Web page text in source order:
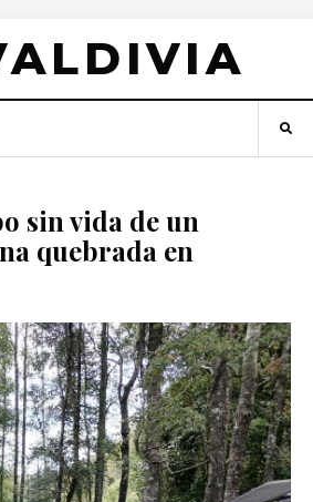
sin vida de un
quebrada en